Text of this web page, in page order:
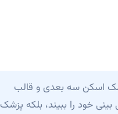
اسکن سه بعدی و قالب
خود را ببیند، بلکه پزشک